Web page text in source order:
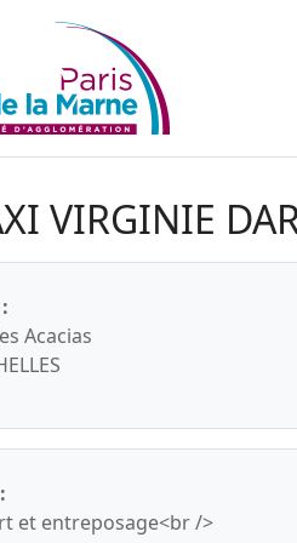
VIRGINIE
Acacias
et entreposage<br />